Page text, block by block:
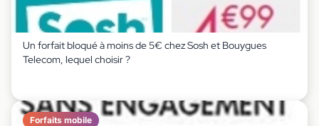
Un forfait bloqué à moins de 5€ chez Sosh et Bouygues
Telecom, lequel choisir ?
Forfaits mobile